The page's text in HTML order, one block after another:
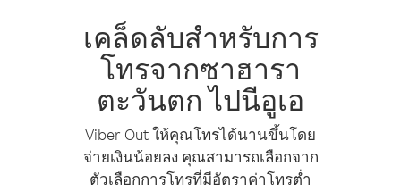
เคล็ดลับสำหรับการ
โทรจากซาฮารา
ตะวันตก ไปนีอูเอ
Viber Out ให้คุณโทรได้นานขึ้นโดย
จ่ายเงินน้อยลง คุณสามารถเลือกจาก
ตัวเลือกการโทรที่มีอัตราค่าโทรต่ำ